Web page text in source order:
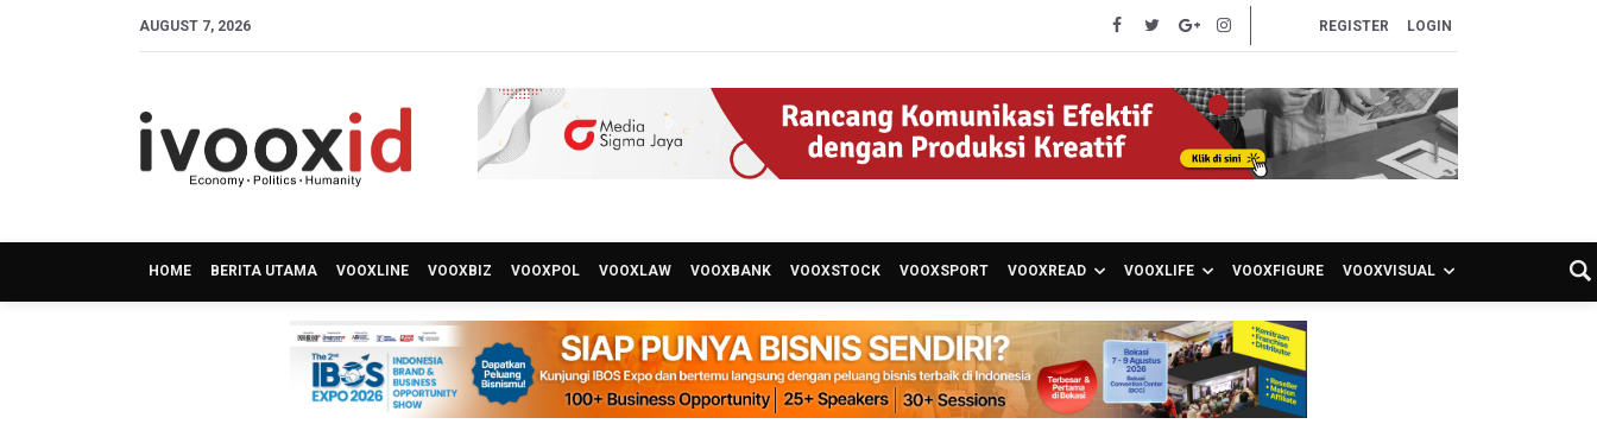
AUGUST 7, 2026 REGISTER LOGIN
HOME BERITA UTAMA VOOXLINE VOOXBIZ VOOXPOL VOOXLAW VOOXBANK VOOXSTOCK VOOXSPORT VOOXREAD VOOXLIFE VOOXFIGURE VOOXVISUAL